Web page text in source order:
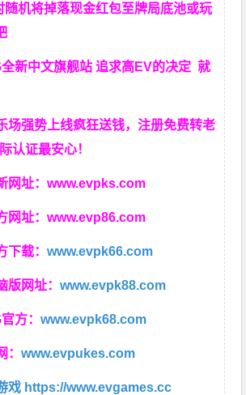
随机将掉落现金红包至牌局底池或玩
全新中文旗舰站 追求高EV的决定就
场强势上线疯狂送钱，注册免费转老
认证最安心！
网址：www.evpks.com
网址：www.evp86.com
下载：www.evpk66.com
版网址：www.evpk88.com
方：www.evpk68.com
：www.evpukes.com
戏 https://www.evgames.cc